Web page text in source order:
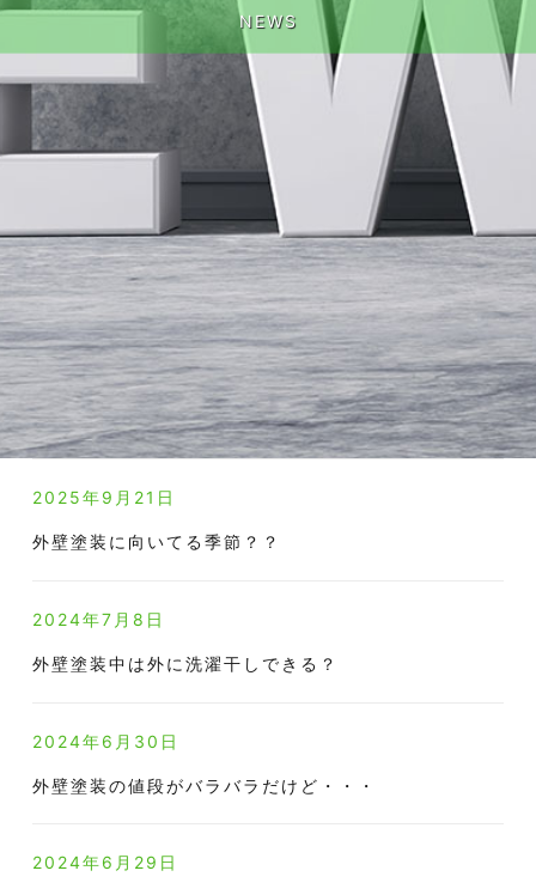
NEWS
2025年9月21日
外壁塗装に向いてる季節？？
2024年7月8日
外壁塗装中は外に洗濯干しできる？
2024年6月30日
外壁塗装の値段がバラバラだけど・・・
2024年6月29日